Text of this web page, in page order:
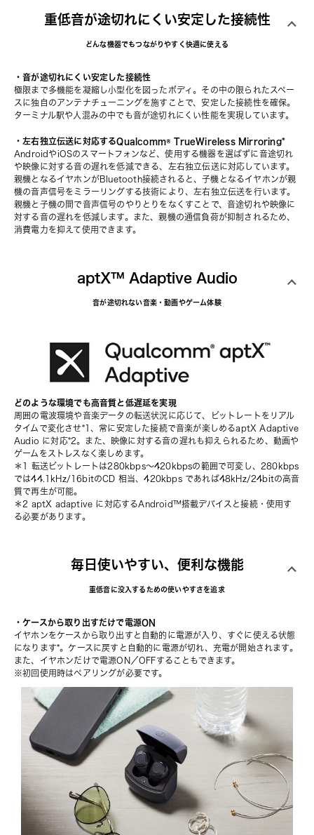
重低音が途切れにくい安定した接続性
どんな機器でもつながりやすく快適に使える
・音が途切れにくい安定した接続性
極限まで多機能を凝縮し小型化を図ったボディ。その中の限られたスペー
スに独自のアンテナチューニングを施すことで、安定した接続性を確保。
ターミナル駅や人混みの中でも音が途切れにくい性能を実現しています。
・左右独立伝送に対応するQualcomm® TrueWireless Mirroring*
AndroidやiOSのスマートフォンなど、使用する機器を選ばずに音途切れ
や映像に対する音の遅れを低減できる、左右独立伝送に対応しています。
親機となるイヤホンがBluetooth接続されると、子機となるイヤホンが親
機の音声信号をミラーリングする技術により、左右独立伝送を行います。
親機と子機の間で音声信号のやりとりをなくすことで、音途切れや映像に
対する音の遅れを低減します。また、親機の通信負荷が抑制されるため、
消費電力を抑えて使用できます。
aptX™ Adaptive Audio
音が途切れない音楽・動画やゲーム体験
どのような環境でも高音質と低遅延を実現
周囲の電波環境や音楽データの転送状況に応じて、ビットレートをリアル
タイムで変化させ*1、常に安定した接続で音楽が楽しめるaptX Adaptive
Audio に対応*2。また、映像に対する音の遅れも抑えられるため、動画や
ゲームをストレスなく楽しめます。
＊1 転送ビットレートは280kbps～420kbpsの範囲で可変し、280kbps
では44.1kHz/16bitのCD 相当、420kbps であれば48kHz/24bitの高音
質で再生が可能。
＊2 aptX adaptive に対応するAndroid™搭載デバイスと接続・使用す
る必要があります。
毎日使いやすい、便利な機能
重低音に没入するための使いやすさを追求
・ケースから取り出すだけで電源ON
イヤホンをケースから取り出すと自動的に電源が入り、すぐに使える状態
になります*。ケースに戻すと自動的に電源が切れ、充電が開始されます。
また、イヤホンだけで電源ON／OFFすることもできます。
※初回使用時はペアリングが必要です。